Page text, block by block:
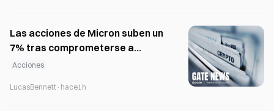
Las acciones de Micron suben un
7% tras comprometerse a
devolver capital a los
SK Hynix caen un 17%
Acciones
LucasBennett · hace1h